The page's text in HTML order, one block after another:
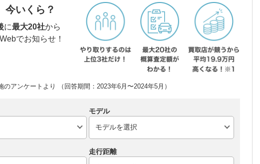
今いくら？
に最大20社から
でお知らせ！
アンケートより （回答期間：2023年6月〜2024年5月）
モデル
走行距離